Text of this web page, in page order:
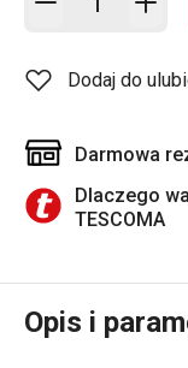
Dodaj do
Darmowa
Dlaczego
TESCOMA
Opis i